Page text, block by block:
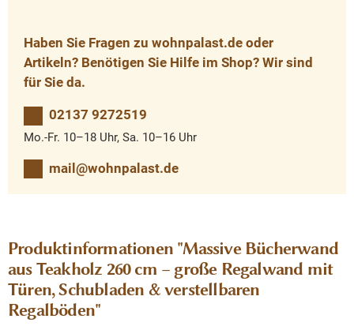
Haben Sie Fragen zu wohnpalast.de oder
Artikeln? Benötigen Sie Hilfe im Shop? Wir sind
für Sie da.
02137 9272519
Mo.-Fr. 10–18 Uhr, Sa. 10–16 Uhr
mail@wohnpalast.de
Produktinformationen "Massive Bücherwand
aus Teakholz 260 cm – große Regalwand mit
Türen, Schubladen & verstellbaren
Regalböden"